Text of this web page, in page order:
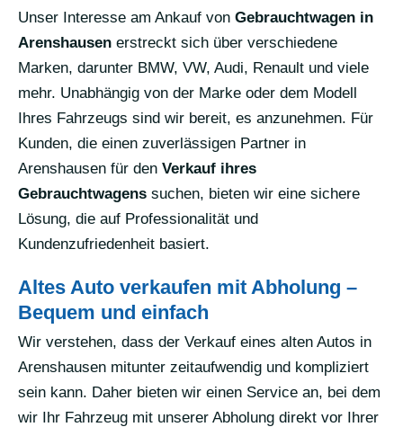
Unser Interesse am Ankauf von Gebrauchtwagen in
Arenshausen erstreckt sich über verschiedene
Marken, darunter BMW, VW, Audi, Renault und viele
mehr. Unabhängig von der Marke oder dem Modell
Ihres Fahrzeugs sind wir bereit, es anzunehmen. Für
Kunden, die einen zuverlässigen Partner in
Arenshausen für den Verkauf ihres
Gebrauchtwagens suchen, bieten wir eine sichere
Lösung, die auf Professionalität und
Kundenzufriedenheit basiert.
Altes Auto verkaufen mit Abholung –
Bequem und einfach
Wir verstehen, dass der Verkauf eines alten Autos in
Arenshausen mitunter zeitaufwendig und kompliziert
sein kann. Daher bieten wir einen Service an, bei dem
wir Ihr Fahrzeug mit unserer Abholung direkt vor Ihrer